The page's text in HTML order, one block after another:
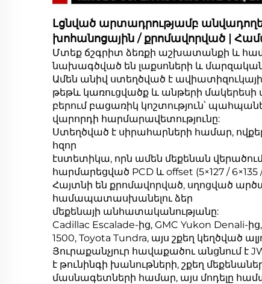
Լցնված արտադրությամբ
խոհանոցային / քրոմավորված |
Մտեք ճշգրիտ ձեռքի աշխատանքի և
նախագծված են լաքսոների և
Ամեն անիվ ստեղծված է
թեթև կառուցվածք և անթերի
բերում բացառիկ կոշտություն՝
վարորդի հարմարավետությունը:
Ստեղծված է սիրահարների համար,
հզոր
էստետիկա, որն ամեն մեքենան վերածում
հարմարեցված PCD և offset (5×127 /
Հայտնի են քրոմավորված, սղոցված
համապատասխանելու ձեր
մեքենայի անհատականությանը:
Cadillac Escalade-ից, GMC Yukon Denali-
1500, Toyota Tundra, այս շքեղ կեղծված
Յուրաքանչյուր հավաքածու անցնում է
է թունինգի խանութների, շքեղ
մասնագետների համար, այս մոդելը